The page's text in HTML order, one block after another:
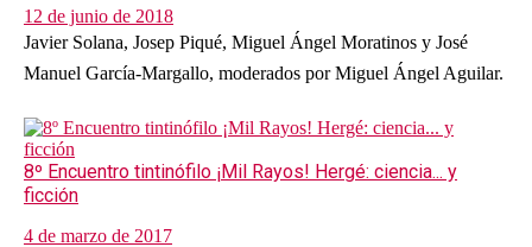
12 de junio de 2018
Javier Solana, Josep Piqué, Miguel Ángel Moratinos y José
Manuel García-Margallo, moderados por Miguel Ángel Aguilar.
8º Encuentro tintinófilo ¡Mil Rayos! Hergé: ciencia... y
ficción
4 de marzo de 2017